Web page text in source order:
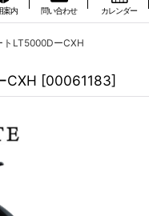
案内 問い合わせ カレンダー
LT5000DーCXH
CXH [00061183]